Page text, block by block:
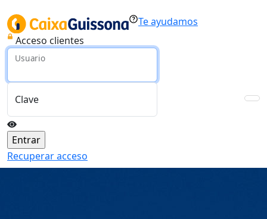
Te ayudamos
Acceso clientes
Usuario
Clave
Recuperar acceso